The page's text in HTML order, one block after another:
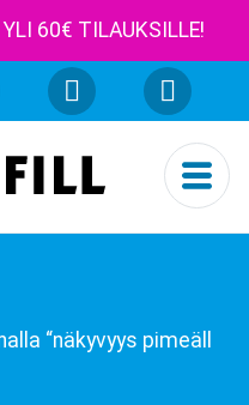
60€ TILAUKSILLE!
“näkyvyys pimeäll